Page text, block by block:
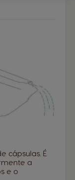
cápsulas. É
a
e o